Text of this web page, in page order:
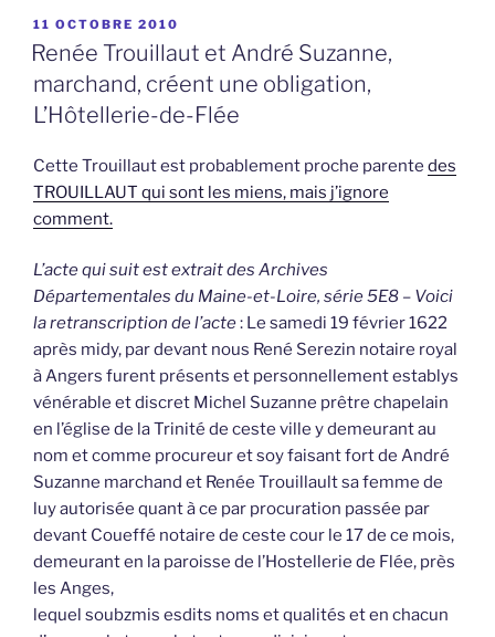
PUBLIÉ
LE
11 OCTOBRE 2010
Renée Trouillaut et André Suzanne,
marchand, créent une obligation,
L’Hôtellerie-de-Flée
Cette Trouillaut est probablement proche parente des
TROUILLAUT qui sont les miens, mais j’ignore
comment.
L’acte qui suit est extrait des Archives
Départementales du Maine-et-Loire, série 5E8 – Voici
la retranscription de l’acte: Le samedi 19 février 1622
après midy, par devant nous René Serezin notaire royal
à Angers furent présents et personnellement establys
vénérable et discret Michel Suzanne prêtre chapelain
en l’église de la Trinité de ceste ville y demeurant au
nom et comme procureur et soy faisant fort de André
Suzanne marchand et Renée Trouillault sa femme de
luy autorisée quant à ce par procuration passée par
devant Coueffé notaire de ceste cour le 17 de ce mois,
demeurant en la paroisse de l’Hostellerie de Flée, près
les Anges,
lequel soubzmis esdits noms et qualités et en chacun